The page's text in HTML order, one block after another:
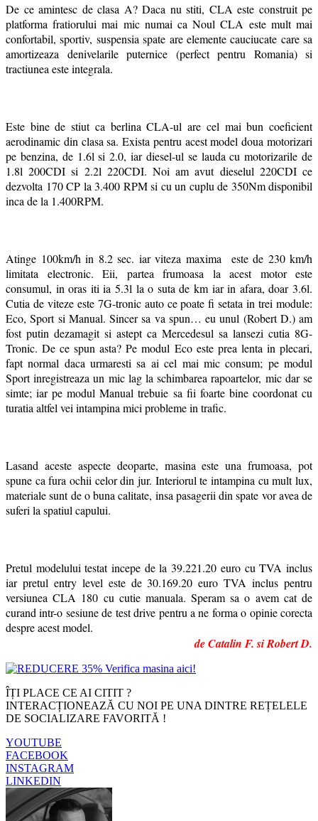
De ce amintesc de clasa A? Daca nu stiti, CLA este construit pe
platforma fratiorului mai mic numai ca Noul CLA este mult mai
confortabil, sportiv, suspensia spate are elemente cauciucate care sa
amortizeaza denivelarile puternice (perfect pentru Romania) si
tractiunea este integrala.
Este bine de stiut ca berlina CLA-ul are cel mai bun coeficient
aerodinamic din clasa sa. Exista pentru acest model doua motorizari
pe benzina, de 1.6l si 2.0, iar diesel-ul se lauda cu motorizarile de
1.8l 200CDI si 2.2l 220CDI. Noi am avut dieselul 220CDI ce
dezvolta 170 CP la 3.400 RPM si cu un cuplu de 350Nm disponibil
inca de la 1.400RPM.
Atinge 100km/h in 8.2 sec. iar viteza maxima este de 230 km/h
limitata electronic. Eii, partea frumoasa la acest motor este
consumul, in oras iti ia 5.3l la o suta de km iar in afara, doar 3.6l.
Cutia de viteze este 7G-tronic auto ce poate fi setata in trei module:
Eco, Sport si Manual. Sincer sa va spun… eu unul (Robert D.) am
fost putin dezamagit si astept ca Mercedesul sa lansezi cutia 8G-
Tronic. De ce spun asta? Pe modul Eco este prea lenta in plecari,
fapt normal daca urmaresti sa ai cel mai mic consum; pe modul
Sport inregistreaza un mic lag la schimbarea rapoartelor, mic dar se
simte; iar pe modul Manual trebuie sa fii foarte bine coordonat cu
turatia altfel vei intampina mici probleme in trafic.
Lasand aceste aspecte deoparte, masina este una frumoasa, pot
spune ca fura ochii celor din jur. Interiorul te intampina cu mult lux,
materiale sunt de o buna calitate, insa pasagerii din spate vor avea de
suferi la spatiul capului.
Pretul modelului testat incepe de la 39.221.20 euro cu TVA inclus
iar pretul entry level este de 30.169.20 euro TVA inclus pentru
versiunea CLA 180 cu cutie manuala. Speram sa o avem cat de
curand intr-o sesiune de test drive pentru a ne forma o opinie corecta
despre acest model.
de Catalin F. si Robert D.
ÎȚI PLACE CE AI CITIT ?
INTERACȚIONEAZĂ CU NOI PE UNA DINTRE REȚELELE
DE SOCIALIZARE FAVORITĂ !
YOUTUBE
FACEBOOK
INSTAGRAM
LINKEDIN